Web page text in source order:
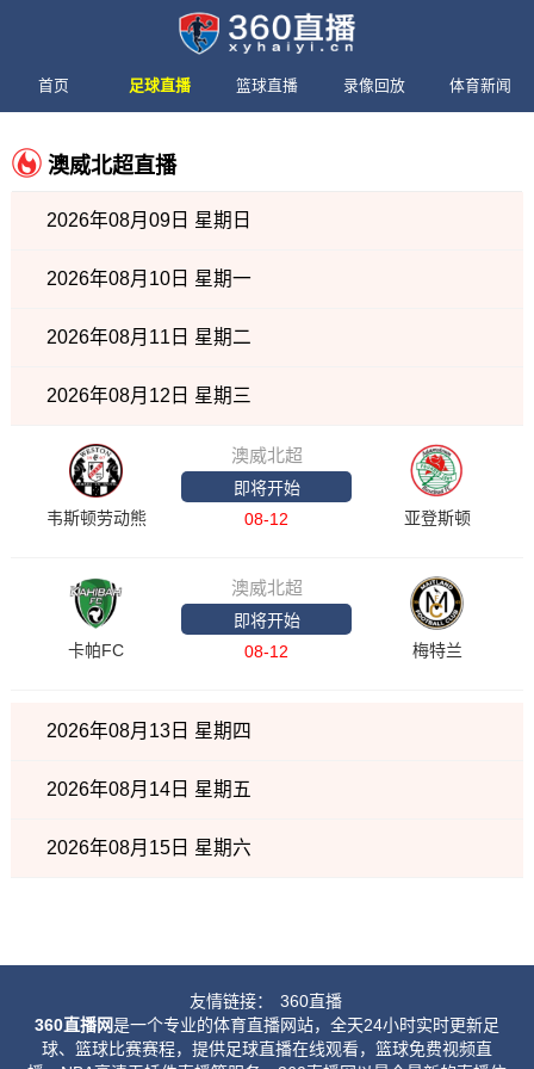
首页 足球直播 篮球直播 录像回放 体育新闻
澳威北超直播
2026年08月09日 星期日
2026年08月10日 星期一
2026年08月11日 星期二
2026年08月12日 星期三
韦斯顿劳动熊
澳威北超
即将开始
08-12
亚登斯顿
卡帕FC
澳威北超
即将开始
08-12
梅特兰
2026年08月13日 星期四
2026年08月14日 星期五
2026年08月15日 星期六
友情链接：
360直播
360直播网是一个专业的体育直播网站，全天24小时实时更新足
球、篮球比赛赛程，提供足球直播在线观看，篮球免费视频直